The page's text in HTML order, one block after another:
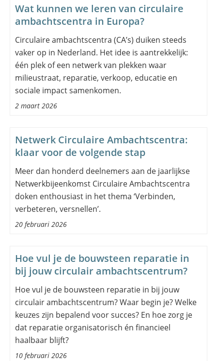
Wat kunnen we leren van circulaire
ambachtscentra in Europa?
Circulaire ambachtscentra (CA’s) duiken steeds
vaker op in Nederland. Het idee is aantrekkelijk:
één plek of een netwerk van plekken waar
milieustraat, reparatie, verkoop, educatie en
sociale impact samenkomen.
2 maart 2026
Netwerk Circulaire Ambachtscentra:
klaar voor de volgende stap
Meer dan honderd deelnemers aan de jaarlijkse
Netwerkbijeenkomst Circulaire Ambachtscentra
doken enthousiast in het thema ‘Verbinden,
verbeteren, versnellen’.
20 februari 2026
Hoe vul je de bouwsteen reparatie in
bij jouw circulair ambachtscentrum?
Hoe vul je de bouwsteen reparatie in bij jouw
circulair ambachtscentrum? Waar begin je? Welke
keuzes zijn bepalend voor succes? En hoe zorg je
dat reparatie organisatorisch én financieel
haalbaar blijft?
10 februari 2026